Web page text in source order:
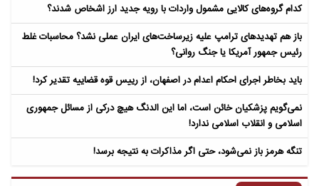
کدام گروه‌های کالایی مشمول واردات با رویه جدید ارز اشخاص شدند؟
باز هم تهدیدهای ترامپ علیه زیرساخت‌های ایران عملی نشد؟ محاسبات غلط
رئیس جمهور آمریکا یا جنگ روانی؟
باید بخاطر اجرای احکام اعدام در اصفهان، از رییس قوه قضاییه تقدیر کرد!
نمی‌گویم پزشکیان خائن است، اما این الدنگ هیچ درکی از مسائل جمهوری
اسلامی و انقلاب اسلامی ندارد!
تنگه هرمز باز نمی‌شود، حتی اگر مذاکرات به نتیجه برسد!